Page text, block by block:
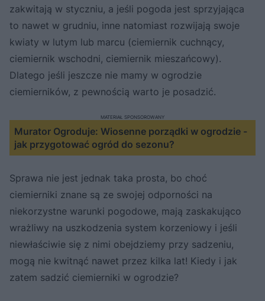
zakwitają w styczniu, a jeśli pogoda jest sprzyjająca
to nawet w grudniu, inne natomiast rozwijają swoje
kwiaty w lutym lub marcu (ciemiernik cuchnący,
ciemiernik wschodni, ciemiernik mieszańcowy).
Dlatego jeśli jeszcze nie mamy w ogrodzie
ciemierników, z pewnością warto je posadzić.
Murator Ogroduje: Wiosenne porządki w ogrodzie -
jak przygotować ogród do sezonu?
MATERIAŁ SPONSOROWANY
Sprawa nie jest jednak taka prosta, bo choć
ciemierniki znane są ze swojej odporności na
niekorzystne warunki pogodowe, mają zaskakująco
wrażliwy na uszkodzenia system korzeniowy i jeśli
niewłaściwie się z nimi obejdziemy przy sadzeniu,
mogą nie kwitnąć nawet przez kilka lat! Kiedy i jak
zatem sadzić ciemierniki w ogrodzie?